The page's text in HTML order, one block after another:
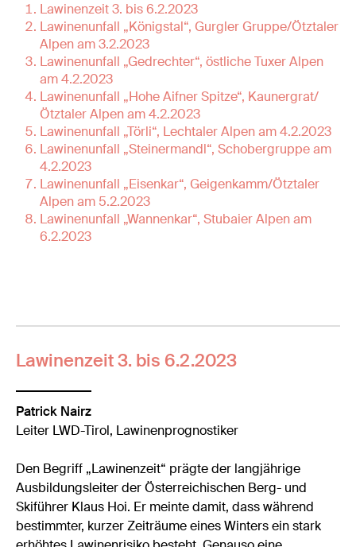
Lawinenzeit 3. bis 6.2.2023
Lawinenunfall „Königstal“, Gurgler Gruppe/Ötztaler
Alpen am 3.2.2023
Lawinenunfall „Gedrechter“, östliche Tuxer Alpen
am 4.2.2023
Lawinenunfall „Hohe Aifner Spitze“, Kaunergrat/
Ötztaler Alpen am 4.2.2023
Lawinenunfall „Törli“, Lechtaler Alpen am 4.2.2023
Lawinenunfall „Steinermandl“, Schobergruppe am
4.2.2023
Lawinenunfall „Eisenkar“, Geigenkamm/Ötztaler
Alpen am 5.2.2023
Lawinenunfall „Wannenkar“, Stubaier Alpen am
6.2.2023
Lawinenzeit3. bis 6.2.2023
Patrick Nairz
Leiter LWD-Tirol, Lawinenprognostiker
Den Begriff „Lawinenzeit“ prägte der langjährige
Ausbildungsleiter der Österreichischen Berg- und
Skiführer Klaus Hoi. Er meinte damit, dass während
bestimmter, kurzer Zeiträume eines Winters ein stark